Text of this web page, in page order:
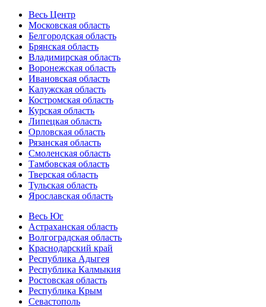
Весь Центр
Московская область
Белгородская область
Брянская область
Владимирская область
Воронежская область
Ивановская область
Калужская область
Костромская область
Курская область
Липецкая область
Орловская область
Рязанская область
Смоленская область
Тамбовская область
Тверская область
Тульская область
Ярославская область
Весь Юг
Астраханская область
Волгоградская область
Краснодарский край
Республика Адыгея
Республика Калмыкия
Ростовская область
Республика Крым
Севастополь